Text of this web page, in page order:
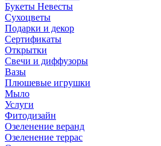
Букеты Невесты
Сухоцветы
Подарки и декор
Сертификаты
Открытки
Свечи и диффузоры
Вазы
Плюшевые игрушки
Мыло
Услуги
Фитодизайн
Озеленение веранд
Озеленение террас